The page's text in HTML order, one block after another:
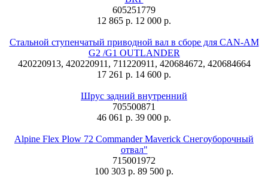
605251779
12 865 р. 12 000 р.
Стальной ступенчатый приводной вал в сборе для CAN-AM
G2 /G1 OUTLANDER
420220913, 420220911, 711220911, 420684672, 420684664
17 261 р. 14 600 р.
Шрус задний внутренний
705500871
46 061 р. 39 000 р.
Alpine Flex Plow 72 Commander Maverick Снегоуборочный
отвал"
715001972
100 303 р. 89 500 р.